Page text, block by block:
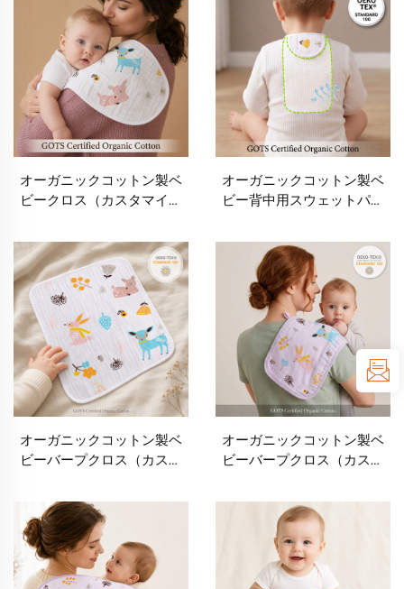
オーガニックコットン製ベ
ビークロス（カスタマイズ
ムスリン素材ベビー用ウォ
ッシュクロス・バープクロ
ス・多用途ベビータオル｜
柔らかく通気性の高いベビ
ーケア用テキスタイルメー
カー（プライベートラベル
ブランド向け）
オーガニックコットン製ベ
ビー背中用スウェットパッ
OEM・ODM対応の乳児用
背中汗吸収パッド｜通気性
に優れたムスリン素材のベ
ビー背中タオル｜プライベ
ートラベル対応のベビー用
汗吸収プロテクター専門メ
ーカー
オーガニックコットン製ベ
ビーバープクロス（カスタ
対応のベビー用授乳クロス
メーカー｜柔らかいムスリ
ン素材のバープクロス｜ロ
ゴ・プリント・パッケージ
のカスタマイズと低発注数
オーガニックコットン製ベ
ビーバープクロス（カスタ
対応のベビー用授乳クロス
メーカー｜柔らかいムスリ
ン素材のバープクロス｜ロ
ゴ・プリント・パッケージ
のカスタマイズと低発注数